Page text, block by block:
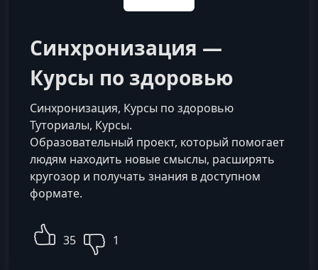
Синхронизация —
Курсы по здоровью
Синхронизация, Курсы по здоровью
Туториалы, Курсы.
Образовательный проект, который помогает
людям находить новые смыслы, расширять
кругозор и получать знания в доступном
формате.
35 1